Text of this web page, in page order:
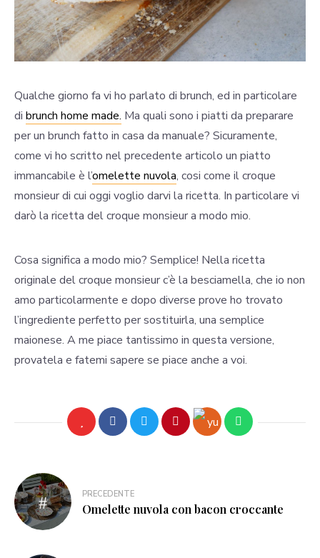
Qualche giorno fa vi ho parlato di brunch, ed in particolare
di brunch home made. Ma quali sono i piatti da preparare
per un brunch fatto in casa da manuale? Sicuramente,
come vi ho scritto nel precedente articolo un piatto
immancabile è l’omelette nuvola, cosi come il croque
monsieur di cui oggi voglio darvi la ricetta. In particolare vi
darò la ricetta del croque monsieur a modo mio.
Cosa significa a modo mio? Semplice! Nella ricetta
originale del croque monsieur c’è la besciamella, che io non
amo particolarmente e dopo diverse prove ho trovato
l’ingrediente perfetto per sostituirla, una semplice
maionese. A me piace tantissimo in questa versione,
provatela e fatemi sapere se piace anche a voi.
PRECEDENTE
Omelette nuvola con bacon croccante